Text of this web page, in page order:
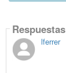
Respuestas
lferrer